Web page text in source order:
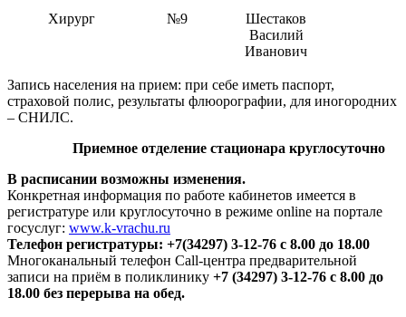
Хирург №9
Шестаков
Василий
Иванович
Запись населения на прием: при себе иметь паспорт,
страховой полис, результаты флюорографии, для иногородних
– СНИЛС.
Приемное отделение стационара круглосуточно
В расписании возможны изменения.
Конкретная информация по работе кабинетов имеется в
регистратуре или круглосуточно в режиме online на портале
госуслуг: www.k-vrachu.ru
Телефон регистратуры: +7(34297) 3-12-76 с 8.00 до 18.00
Многоканальный телефон Call-центра предварительной
записи на приём в поликлинику +7 (34297) 3-12-76 с 8.00 до
18.00 без перерыва на обед.